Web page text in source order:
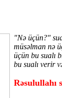
"Nə üçün?"
müsəlman nə
üçün bu sualı
bu sualı verir
Rəsulullahı